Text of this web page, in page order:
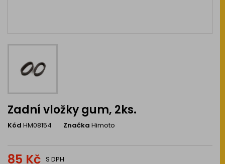
Zadní vložky gum, 2ks.
Kód HM08154 Značka Himoto
85 Kč S DPH